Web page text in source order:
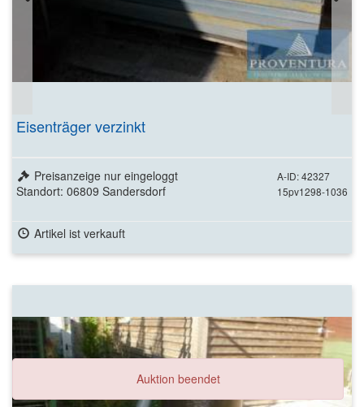
Eisenträger verzinkt
A-ID: 42327
15pv1298-1036
Preisanzeige nur eingeloggt
Standort: 06809 Sandersdorf
Artikel ist verkauft
Auktion beendet